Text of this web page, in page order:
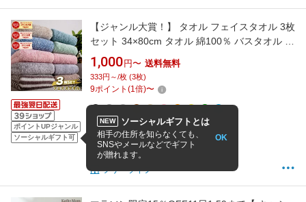
ポイントUPジャンル
ソーシャルギフト可
【ジャンル大賞！】 タオル フェイスタオル 3枚
セット 34×80cm タオル 綿100％ バスタオル 厚
手 無地 丸洗い 夏 タオル 吸水 収納 ホテル ギフ
ト デイリータオル まとめ買い 業務用
1,000 円〜 送料無料
333円～/枚 (3枚)
9ポイント (1倍)〜
3枚
4.51(6,312件)
14時までのご注文で当日出荷
フリーライフ
NEW ソーシャルギフトとは
相手の住所を知らなくても、
SNSやメールなどでギフト
が贈れます。
OK